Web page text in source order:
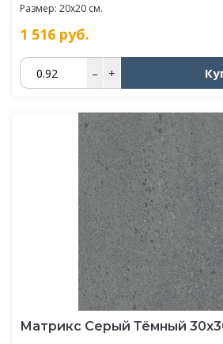
Размер: 20x20 см.
1 516 руб.
– +
Матрикс Серый Тёмный